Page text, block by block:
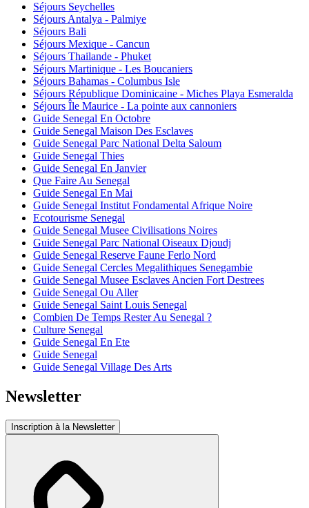
Séjours Seychelles
Séjours Antalya - Palmiye
Séjours Bali
Séjours Mexique - Cancun
Séjours Thailande - Phuket
Séjours Martinique - Les Boucaniers
Séjours Bahamas - Columbus Isle
Séjours République Dominicaine - Miches Playa Esmeralda
Séjours Île Maurice - La pointe aux cannoniers
Guide Senegal En Octobre
Guide Senegal Maison Des Esclaves
Guide Senegal Parc National Delta Saloum
Guide Senegal Thies
Guide Senegal En Janvier
Que Faire Au Senegal
Guide Senegal En Mai
Guide Senegal Institut Fondamental Afrique Noire
Ecotourisme Senegal
Guide Senegal Musee Civilisations Noires
Guide Senegal Parc National Oiseaux Djoudj
Guide Senegal Reserve Faune Ferlo Nord
Guide Senegal Cercles Megalithiques Senegambie
Guide Senegal Musee Esclaves Ancien Fort Destrees
Guide Senegal Ou Aller
Guide Senegal Saint Louis Senegal
Combien De Temps Rester Au Senegal ?
Culture Senegal
Guide Senegal En Ete
Guide Senegal
Guide Senegal Village Des Arts
Newsletter
Inscription à la Newsletter